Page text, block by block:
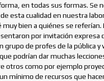
en todas sus formas. Se
esta cualidad en nuestra
muy bien a quiénes se referían.
por invitación expresa
grupo de profes de la pública y
podrían dar muchas
otros como por ejemplo
mínimo de recursos que